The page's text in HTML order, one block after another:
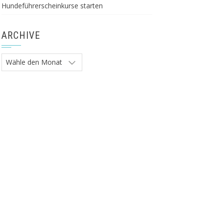
Hundeführerscheinkurse starten
ARCHIVE
Archive